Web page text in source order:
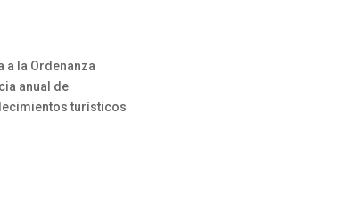
a la Ordenanza
anual de
turísticos